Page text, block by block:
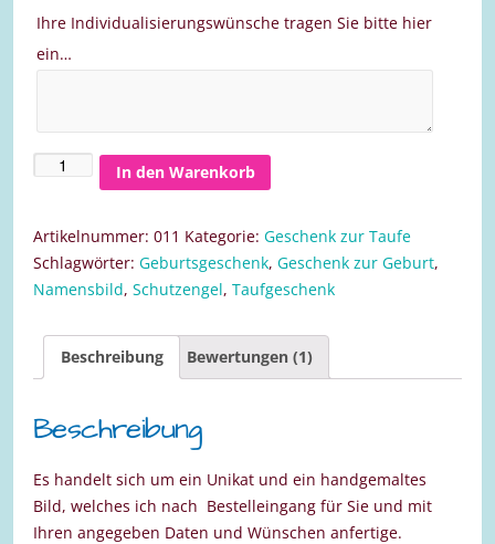
Ihre Individualisierungswünsche tragen Sie bitte hier
ein…
30
30
Menge
In den Warenkorb
Artikelnummer: 011 Kategorie: Geschenk zur Taufe
Schlagwörter: Geburtsgeschenk, Geschenk zur Geburt,
Namensbild, Schutzengel, Taufgeschenk
Beschreibung Bewertungen (1)
Beschreibung
Es handelt sich um ein Unikat und ein handgemaltes
Bild, welches ich nach Bestelleingang für Sie und mit
Ihren angegeben Daten und Wünschen anfertige.